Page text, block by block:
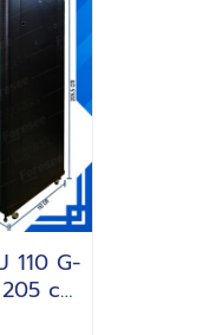
110 G-
cm.
ถาด 1